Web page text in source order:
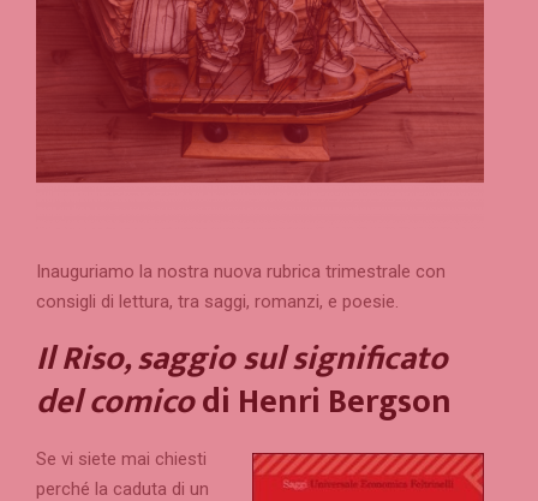
Inauguriamo la nostra nuova rubrica trimestrale con
consigli di lettura, tra saggi, romanzi, e poesie.
Il Riso, saggio sul significato
del comicodi Henri Bergson
Se vi siete mai chiesti
perché la caduta di un